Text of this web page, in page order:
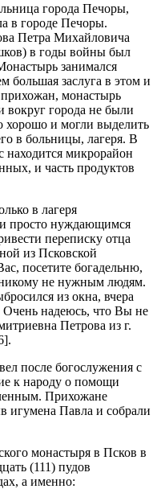
города Печоры,
в городе Печоры.
Петра Михайловича
в годы войны был
занимался
большая заслуга в этом и
монастырь
вокруг города не были
хорошо и могли выделить
в больницы, лагеря. В
находится микрорайон
и часть продуктов
в лагеря
просто нуждающимся
переписку отца
из Псковской
посетите богадельню,
не нужным людям.
из окна, вчера
Очень надеюсь, что Вы не
Петрова из г.
после богослужения с
к народу о помощи
Прихожане
игумена Павла и собрали
монастыря в Псков в
(111) пудов
а именно: